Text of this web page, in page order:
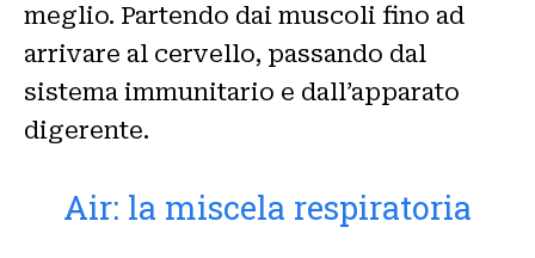
meglio. Partendo dai muscoli fino ad
arrivare al cervello, passando dal
sistema immunitario e dall’apparato
digerente.
Air: la miscela respiratoria